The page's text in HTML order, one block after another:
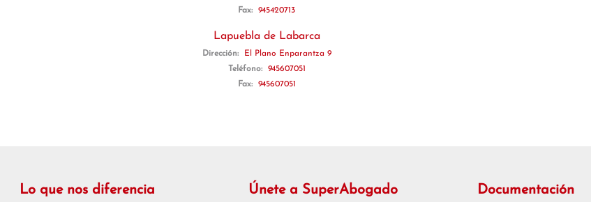
Fax:
945420713
Lapuebla de Labarca
Dirección:
El Plano Enparantza 9
Teléfono:
945607051
Fax:
945607051
Lo que nos diferencia Únete a SuperAbogado Documentación